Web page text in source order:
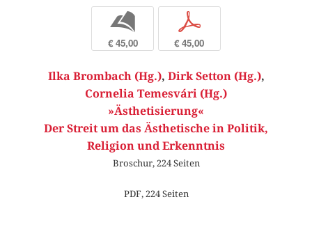
b
€ 45,00
p
€ 45,00
Ilka Brombach (Hg.), Dirk Setton (Hg.),
Cornelia Temesvári (Hg.)
»Ästhetisierung«
Der Streit um das Ästhetische in Politik,
Religion und Erkenntnis
Broschur, 224 Seiten
PDF, 224 Seiten